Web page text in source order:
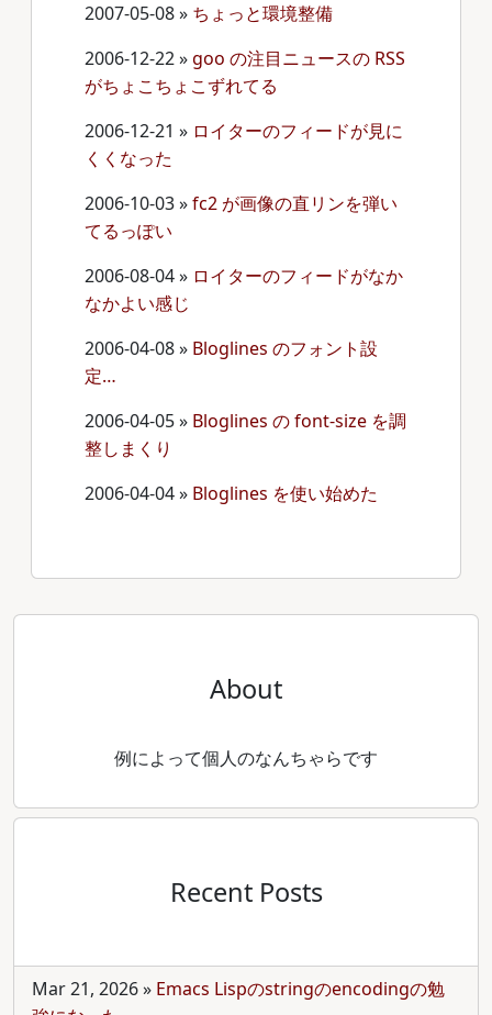
2007-05-08» ちょっと環境整備
2006-12-22»goo の注目ニュースの RSS
がちょこちょこずれてる
2006-12-21 » ロイターのフィードが見に
くくなった
2006-10-03»fc2 が画像の直リンを弾い
てるっぽい
2006-08-04» ロイターのフィードがなか
なかよい感じ
2006-04-08» Bloglines のフォント設
定…
2006-04-05» Bloglines の font-size を調
整しまくり
2006-04-04» Bloglines を使い始めた
About
例によって個人のなんちゃらです
Recent Posts
Mar 21, 2026» Emacs Lispのstringのencodingの勉